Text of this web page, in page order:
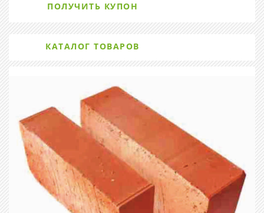
ПОЛУЧИТЬ КУПОН
КАТАЛОГ ТОВАРОВ